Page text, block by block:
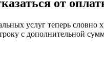
от
услуг теперь словно
с дополнительной